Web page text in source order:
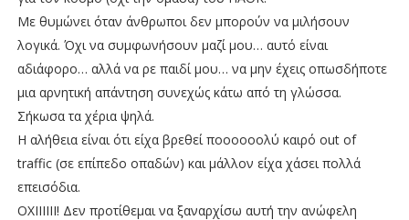
Με θυμώνει όταν άνθρωποι δεν μπορούν να μιλήσουν
λογικά. Όχι να συμφωνήσουν μαζί μου… αυτό είναι
αδιάφορο… αλλά να ρε παιδί μου… να μην έχεις οπωσδήποτε
μια αρνητική απάντηση συνεχώς κάτω από τη γλώσσα.
Σήκωσα τα χέρια ψηλά.
Η αλήθεια είναι ότι είχα βρεθεί ποοοοοολύ καιρό out of
traffic (σε επίπεδο οπαδών) και μάλλον είχα χάσει πολλά
επεισόδια.
ΟΧΙΙΙΙΙΙ! Δεν προτίθεμαι να ξαναρχίσω αυτή την ανώφελη